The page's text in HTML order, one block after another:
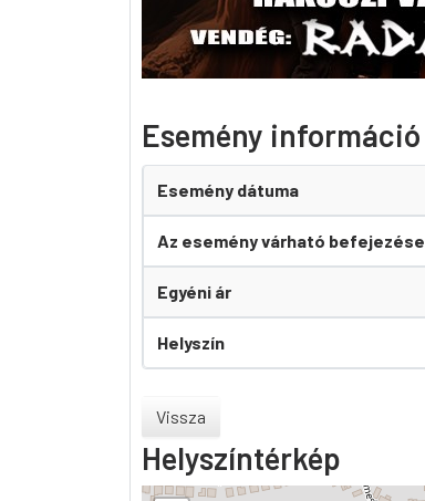
Esemény információ
Esemény dátuma
Az esemény várható befejezése
Egyéni ár
Helyszín
Vissza
Helyszíntérkép